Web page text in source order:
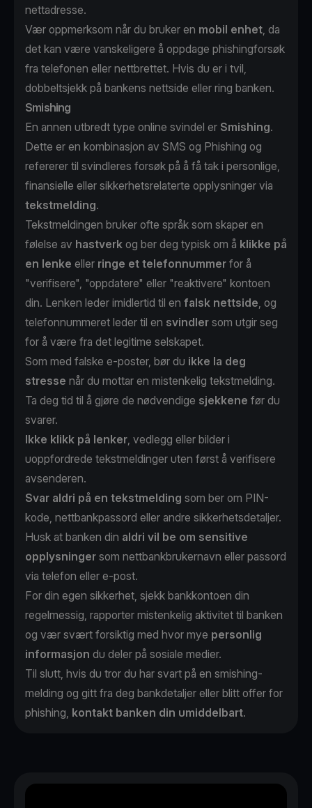
nettadresse.
Vær oppmerksom når du bruker en mobil enhet, da
det kan være vanskeligere å oppdage phishingforsøk
fra telefonen eller nettbrettet. Hvis du er i tvil,
dobbeltsjekk på bankens nettside eller ring banken.
Smishing
En annen utbredt type online svindel er Smishing.
Dette er en kombinasjon av SMS og Phishing og
refererer til svindleres forsøk på å få tak i personlige,
finansielle eller sikkerhetsrelaterte opplysninger via
tekstmelding.
Tekstmeldingen bruker ofte språk som skaper en
følelse av hastverk og ber deg typisk om å klikke på
en lenke eller ringe et telefonnummer for å
"verifisere", "oppdatere" eller "reaktivere" kontoen
din. Lenken leder imidlertid til en falsk nettside, og
telefonnummeret leder til en svindler som utgir seg
for å være fra det legitime selskapet.
Som med falske e-poster, bør du ikke la deg
stresse når du mottar en mistenkelig tekstmelding.
Ta deg tid til å gjøre de nødvendige sjekkene før du
svarer.
Ikke klikk på lenker, vedlegg eller bilder i
uoppfordrede tekstmeldinger uten først å verifisere
avsenderen.
Svar aldri på en tekstmelding som ber om PIN-
kode, nettbankpassord eller andre sikkerhetsdetaljer.
Husk at banken din aldri vil be om sensitive
opplysninger som nettbankbrukernavn eller passord
via telefon eller e-post.
For din egen sikkerhet, sjekk bankkontoen din
regelmessig, rapporter mistenkelig aktivitet til banken
og vær svært forsiktig med hvor mye personlig
informasjon du deler på sosiale medier.
Til slutt, hvis du tror du har svart på en smishing-
melding og gitt fra deg bankdetaljer eller blitt offer for
phishing, kontakt banken din umiddelbart.